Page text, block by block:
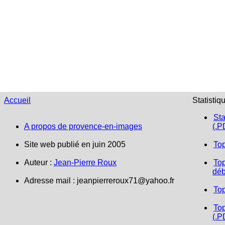
Accueil
A propos de provence-en-images
Site web publié en juin 2005
Auteur : Jean-Pierre Roux
Adresse mail : jeanpierreroux71@yahoo.fr